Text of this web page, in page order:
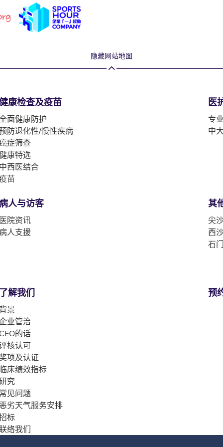
隐藏网站地图
康检查及疫苗
面健康防护
防退化性/慢性疾病
症筛查
康特选
中西医结合
苗
医
专
中
人与访客
医院资讯
人支援
其
尖
西
石
了解我们
背景
业管治
CEO的话
核认可
奖项及认证
临床绩效指标
究
常见问题
恶劣天气服务安排
标
络我们
预